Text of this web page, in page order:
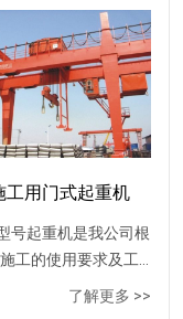
动控制、半自动控制
控制三种控制模
控制模式可自由切
任何一种自动模式下
手动优先功能。目前
产品已广泛服务于
在4800t/d，
d，1000t/d，800t/d
d的垃圾焚烧处
产品特性1.采用国际
工用门式起重机
起重机是我公司根
工的使用要求及工
,结合通用门式起重机
了解更多 >>